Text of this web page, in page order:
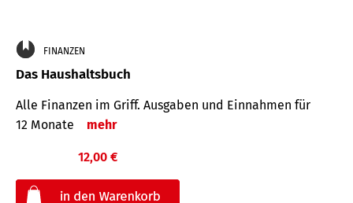
FINANZEN
Das Haushaltsbuch
Alle Finanzen im Griff. Aus­gaben und Ein­nahmen für
12 Monate
mehr
12,00 €